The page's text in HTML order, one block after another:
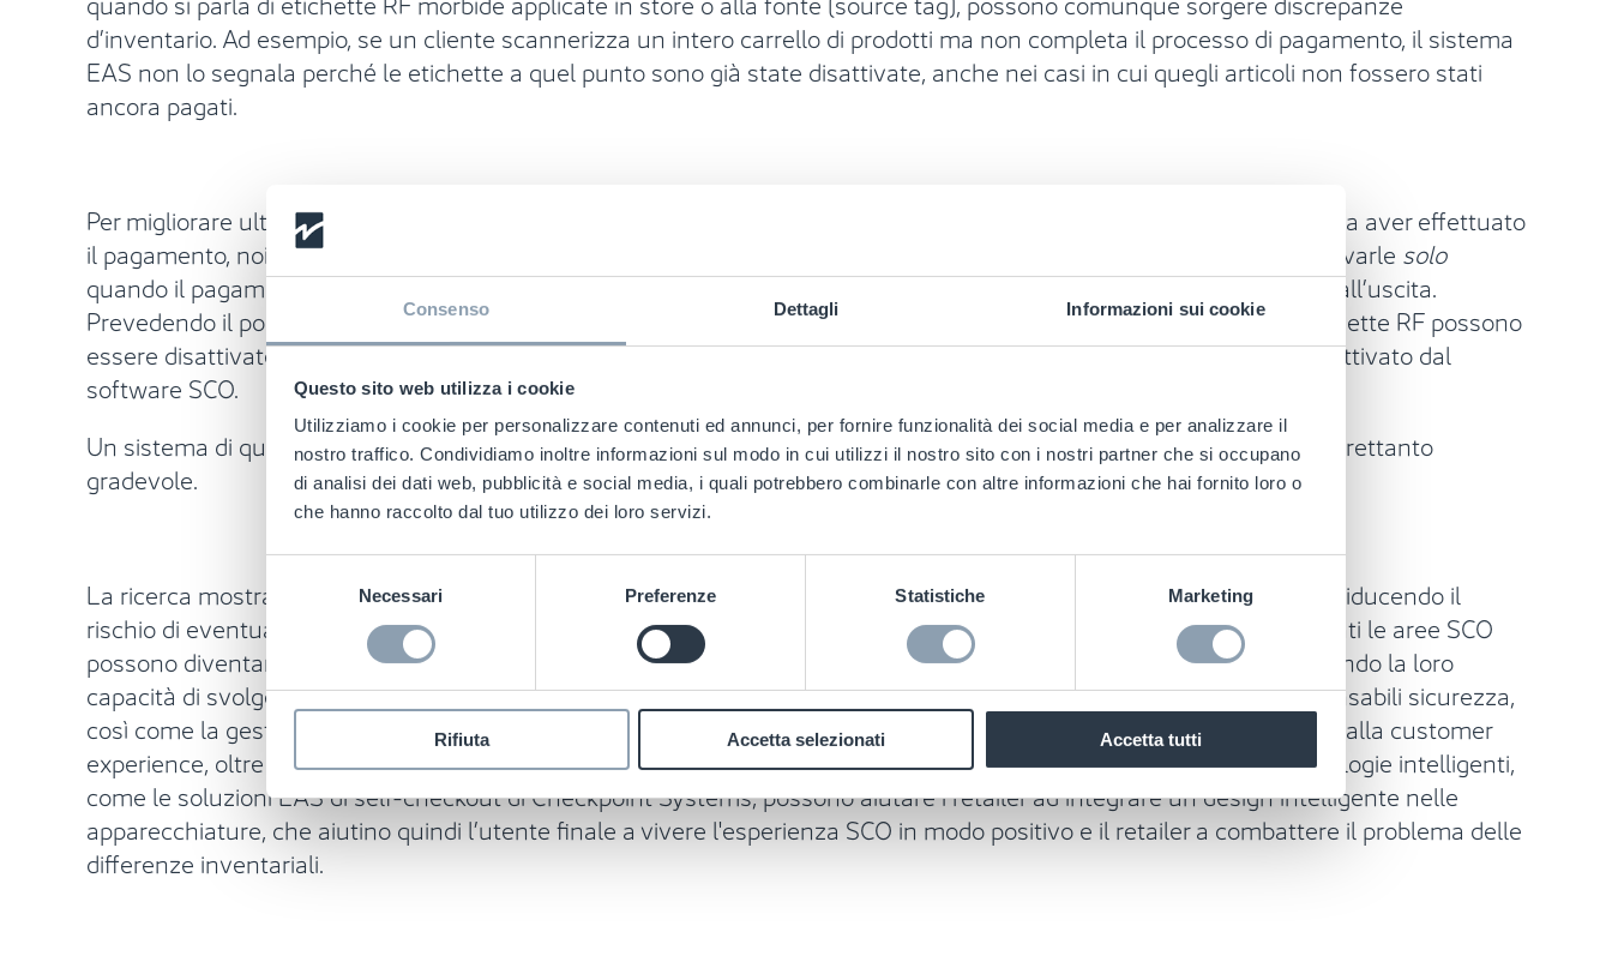
Consenso Dettagli Informazioni sui cookie
Questo sito web utilizza i cookie
Utilizziamo i cookie per personalizzare contenuti ed annunci, per fornire funzionalità dei social media e per analizzare il
nostro traffico. Condividiamo inoltre informazioni sul modo in cui utilizzi il nostro sito con i nostri partner che si occupano
di analisi dei dati web, pubblicità e social media, i quali potrebbero combinarle con altre informazioni che hai fornito loro o
che hanno raccolto dal tuo utilizzo dei loro servizi.
del
consenso
Necessari Preferenze Statistiche Marketing
Rifiuta Accetta selezionati Accetta tutti
d’inventario. Ad esempio, se un cliente scannerizza un intero carrello di prodotti ma non completa il processo di pagamento, il sistema
EAS non lo segnala perché le etichette a quel punto sono già state disattivate, anche nei casi in cui quegli articoli non fossero stati
ancora pagati.
Per migliorare ulteriormente l’opzione di avvenuto pagamento e quindi ridurre il rischio che il cliente lasci lo store senza aver effettuato
il pagamento, noi di Checkpoint Systems proponiamo una soluzione alternativa di etichette RF, che permette di disattivarle solo
quando il pagamento finale è stato confermato, il che significa che i prodotti non pagati attivano il sistema di allarme all’uscita.
Prevedendo il posizionamento di sensori di disattivazione delle etichette RF sulla bilancia peso nell’area buste, le etichette RF possono
essere disattivate tramite una sola operazione al ricevimento di un messaggio di conferma di avvenuto pagamento, attivato dal
software SCO.
Un sistema di questo tipo garantisce una soluzione più sicura al retailer, pur assicurando una customer experience altrettanto
gradevole.
La ricerca mostra anche che il layout dei chioschi SCO ha un ruolo importante nel migliorare la customer experience riducendo il
rischio di eventuali criticità, la frustrazione del cliente e quindi il conseguente abbandono dello store. Nei negozi affollati le aree SCO
possono diventare rapidamente congestionate e caotiche e ciò crea punti ciechi sia per i clienti che per i gestori, limitando la loro
capacità di svolgere attività di sorveglianza e di offrire aiuto ai clienti in modo tempestivo. Il posizionamento dei responsabili sicurezza,
così come la gestione degli spazi degli store, devono essere considerati come parte integrante di una strategia mirata alla customer
experience, oltre che come punti chiave della pianificazione delle azioni di prevenzione delle perdite. L'utilizzo di tecnologie intelligenti,
come le soluzioni EAS di self-checkout di Checkpoint Systems, possono aiutare i retailer ad integrare un design intelligente nelle
apparecchiature, che aiutino quindi l’utente finale a vivere l'esperienza SCO in modo positivo e il retailer a combattere il problema delle
differenze inventariali.